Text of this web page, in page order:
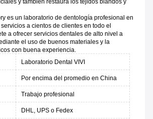
y también restaura los tejidos blandos y
es un laboratorio de dentología profesional en
a cientos de clientes en todo el
a ofrecer servicios dentales de alto nivel a
el uso de buenos materiales y la
con buena experiencia.
Laboratorio Dental VIVI
Por encima del promedio en China
Trabajo profesional
DHL, UPS o Fedex